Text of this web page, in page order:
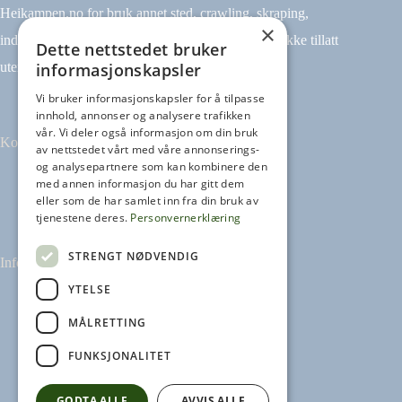
Heikampen.no for bruk annet sted, crawling, skraping,
indeksering (for eksempel tekst og datamining) er ikke tillatt
uten avtale.
Kontakt
Tilbakemeldinger
kontakt@heikampen.no
Informasjon
Leseguide
Personvernerklæring
Informasjonskapsler
×
Dette nettstedet bruker
informasjonskapsler
Vi bruker informasjonskapsler for å tilpasse
innhold, annonser og analysere trafikken
vår. Vi deler også informasjon om din bruk
av nettstedet vårt med våre annonserings-
og analysepartnere som kan kombinere den
med annen informasjon du har gitt dem
eller som de har samlet inn fra din bruk av
tjenestene deres. Personvernerklæring
STRENGT NØDVENDIG
YTELSE
MÅLRETTING
FUNKSJONALITET